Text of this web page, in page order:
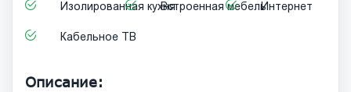
Изолированная кухняВстроенная мебельИнтернет
Кабельное ТВ
Описание: